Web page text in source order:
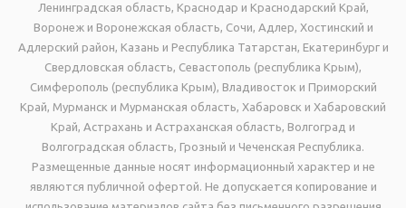
Ленинградская область, Краснодар и Краснодарский Край,
Воронеж и Воронежская область, Сочи, Адлер, Хостинский и
Адлерский район, Казань и Республика Татарстан, Екатеринбург и
Свердловская область, Севастополь (республика Крым),
Симферополь (республика Крым), Владивосток и Приморский
Край, Мурманск и Мурманская область, Хабаровск и Хабаровский
Край, Астрахань и Астраханская область, Волгоград и
Волгоградская область, Грозный и Чеченская Республика.
Размещенные данные носят информационный характер и не
являются публичной офертой. Не допускается копирование и